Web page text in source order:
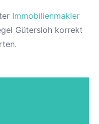
Immobilienmakler
Gütersloh korrekt